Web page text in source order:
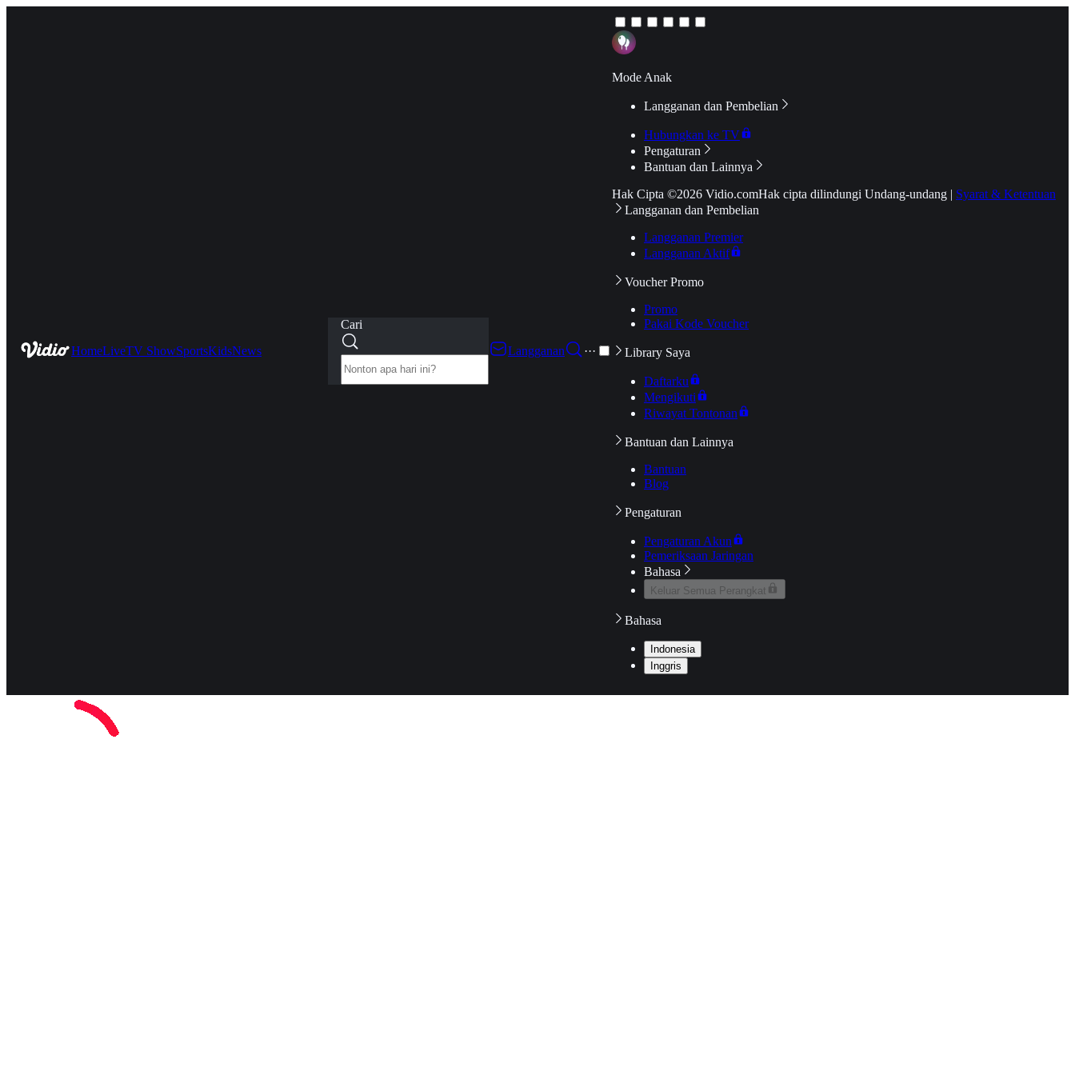
HomeLiveTV ShowSportsKidsNews
Cari
Langganan
···
Mode Anak
Langganan dan Pembelian
Hubungkan ke TV
Pengaturan
Bantuan dan Lainnya
Hak Cipta ©2026 Vidio.comHak cipta dilindungi Undang-undang | Syarat & Ketentuan
Langganan dan Pembelian
Langganan Premier
Langganan Aktif
Voucher Promo
Promo
Pakai Kode Voucher
Library Saya
Daftarku
Mengikuti
Riwayat Tontonan
Bantuan dan Lainnya
Bantuan
Blog
Pengaturan
Pengaturan Akun
Pemeriksaan Jaringan
Bahasa
Keluar Semua Perangkat
Bahasa
Indonesia
Inggris